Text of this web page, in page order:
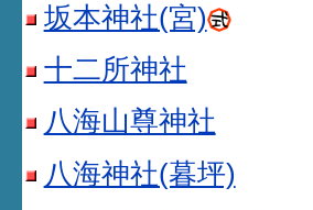
坂本神社(宮)
十二所神社
八海山尊神社
八海神社(暮坪)